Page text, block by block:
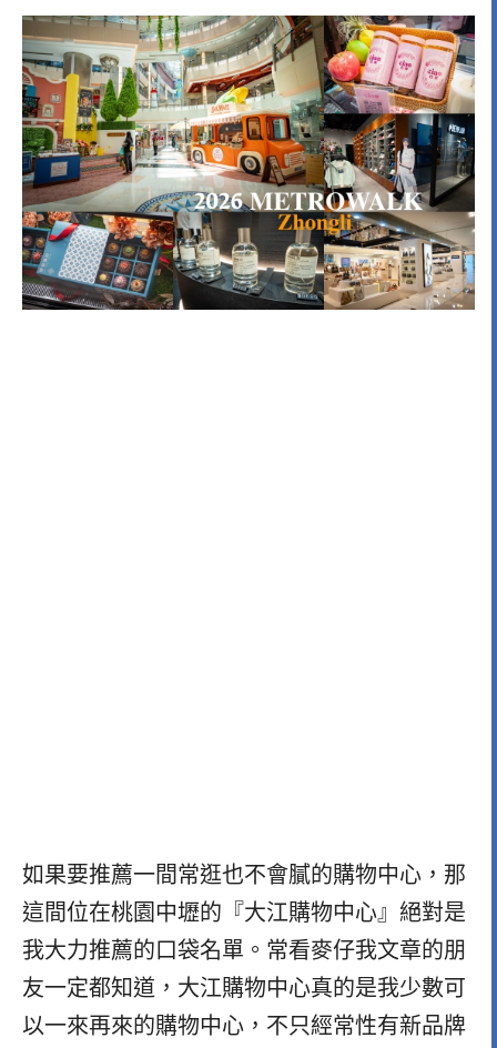
如果要推薦一間常逛也不會膩的購物中心，那
這間位在桃園中壢的『大江購物中心』絕對是
我大力推薦的口袋名單。常看麥仔我文章的朋
友一定都知道，大江購物中心真的是我少數可
以一來再來的購物中心，不只經常性有新品牌